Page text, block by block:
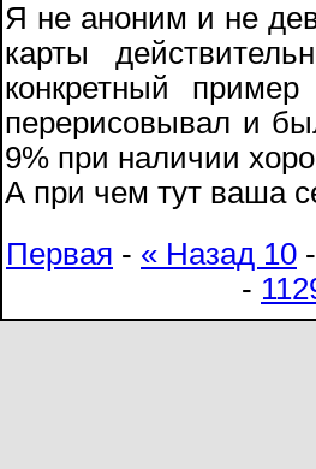
Я не аноним и не
карты
конкретный
перерисовывал и
9% при наличии
А при чем тут ваша
Первая - « Назад 10 -
-